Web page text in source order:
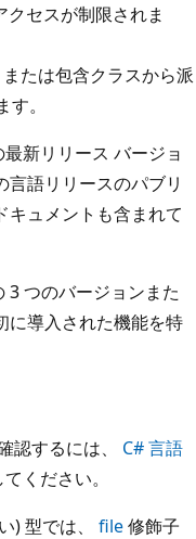
セスが制限されま
たは包含クラスから派
。
新リリース バージョ
言語リリースのパブリ
キュメントも含まれて
3 つのバージョンまた
に導入された機能を特
認するには、 C# 言語
ください。
) 型では、 file修飾子